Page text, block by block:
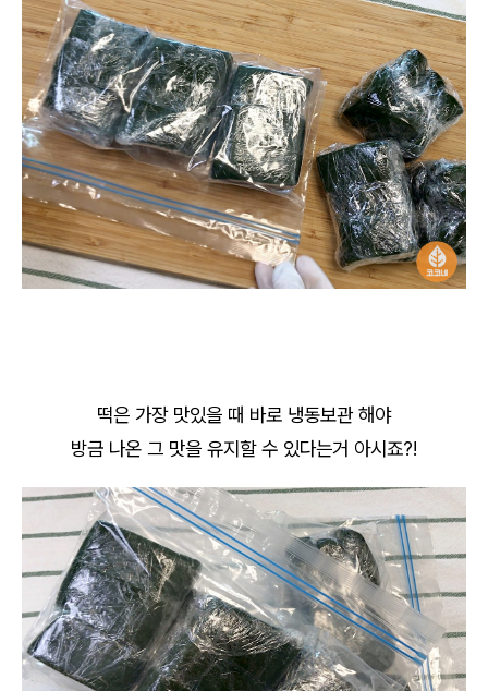
떡은 가장 맛있을 때 바로 냉동보관 해야
방금 나온 그 맛을 유지할 수 있다는거 아시죠?!